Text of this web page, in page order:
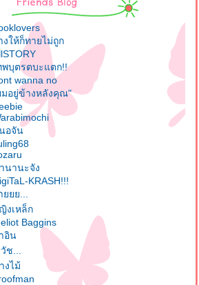
งให้ก็ทายไม่ถูก
พบุตรตบะแตก!!
wanna no
มอยู่ข้างหลังคุณ"
อจัน
นานะจัง
KRASH!!!
ยยย...
งเหล็ก
Baggins
อิน
วัช...
งไม้